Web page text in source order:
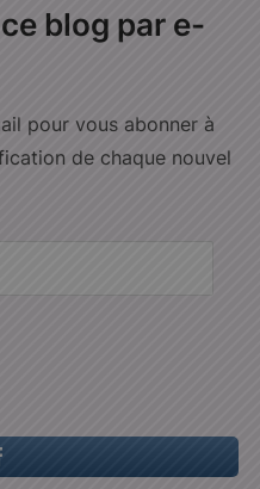
blog par e-
pour vous abonner à
de chaque nouvel